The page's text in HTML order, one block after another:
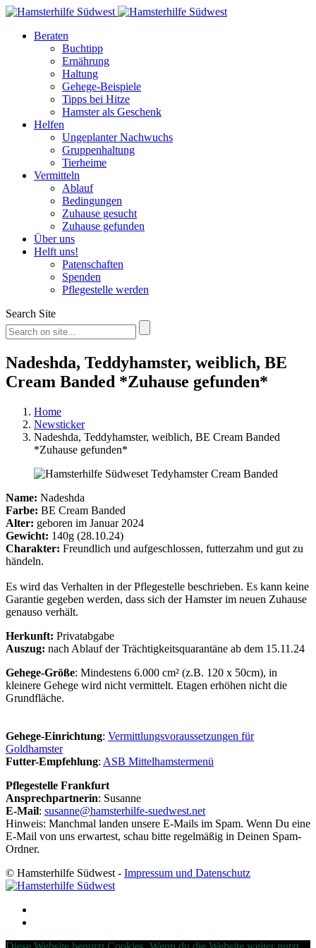
Beraten
Buchtipp
Ernährung
Haltung
Gehege-Beispiele
Tipps bei Hitze
Hamster als Geschenk
Helfen
Ungeplanter Nachwuchs
Gruppenhaltung
Tierheime
Vermitteln
Ablauf
Bedingungen
Zuhause gesucht
Zuhause gefunden
Über uns
Helft uns!
Patenschaften
Spenden
Pflegestelle werden
Search Site
Nadeshda, Teddyhamster, weiblich, BE
Cream Banded *Zuhause gefunden*
Home
Newsticker
Nadeshda, Teddyhamster, weiblich, BE Cream Banded
*Zuhause gefunden*
Name: Nadeshda
Farbe: BE Cream Banded
Alter: geboren im Januar 2024
Gewicht: 140g (28.10.24)
Charakter: Freundlich und aufgeschlossen, futterzahm und gut zu
händeln.
Es wird das Verhalten in der Pflegestelle beschrieben. Es kann keine
Garantie gegeben werden, dass sich der Hamster im neuen Zuhause
genauso verhält.
Herkunft: Privatabgabe
Auszug: nach Ablauf der Trächtigkeitsquarantäne ab dem 15.11.24
Gehege-Größe: Mindestens 6.000 cm² (z.B. 120 x 50cm), in
kleinere Gehege wird nicht vermittelt. Etagen erhöhen nicht die
Grundfläche.
Gehege-Einrichtung: Vermittlungsvoraussetzungen für
Goldhamster
Futter-Empfehlung: ASB Mittelhamstermenü
Pflegestelle Frankfurt
Ansprechpartnerin: Susanne
E-Mail: susanne@hamsterhilfe-suedwest.net
Hinweis: Manchmal landen unsere E-Mails im Spam. Wenn Du eine
E-Mail von uns erwartest, schau bitte regelmäßig in Deinen Spam-
Ordner.
© Hamsterhilfe Südwest - Impressum und Datenschutz